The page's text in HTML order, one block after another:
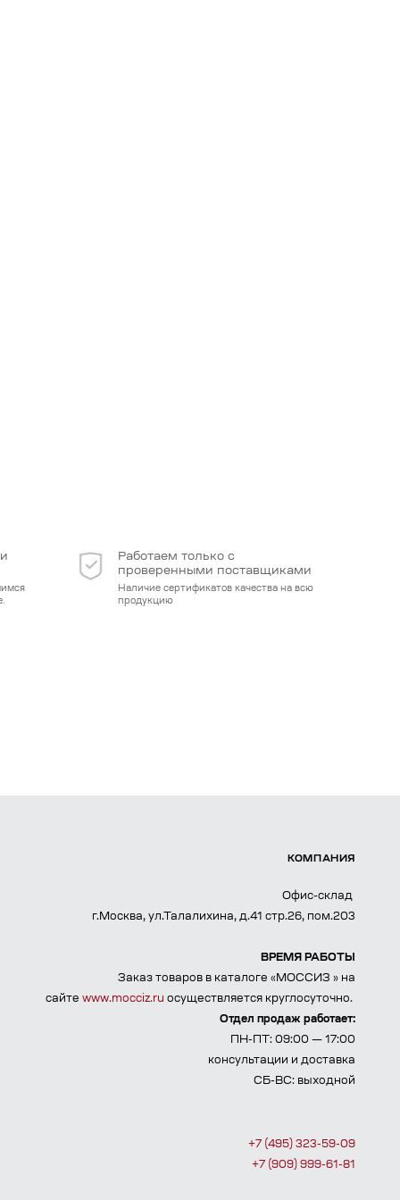
Работаем только с
проверенными поставщиками
Наличие сертификатов качества на всю
продукцию
КОМПАНИЯ
Офис-склад
г.Москва, ул.Талалихина, д.41 стр.26, пом.203
ВРЕМЯ РАБОТЫ
Заказ товаров в каталоге «МОССИЗ » на
сайте www.mocciz.ru осуществляется круглосуточно.
Отдел продаж работает:
ПН-ПТ: 09:00 — 17:00
консультации и доставка
СБ-ВС: выходной
+7 (495) 323-59-09
+7 (909) 999-61-81